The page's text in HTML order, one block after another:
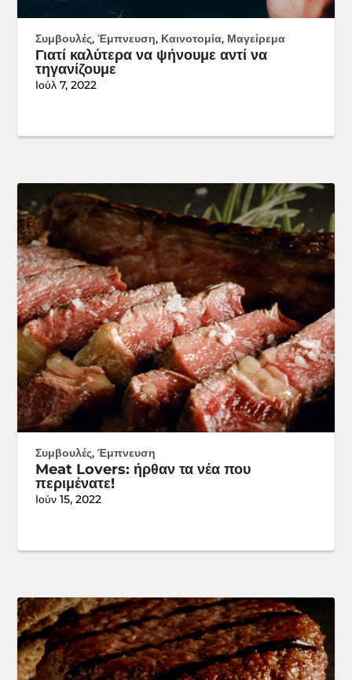
Συμβουλές,Έμπνευση, Καινοτομία, Μαγείρεμα
Γιατί καλύτερα να ψήνουμε αντί να
τηγανίζουμε
Ιούλ 7, 2022
Συμβουλές,Έμπνευση
Meat Lovers: ήρθαν τα νέα που
περιμένατε!
Ιούν 15, 2022